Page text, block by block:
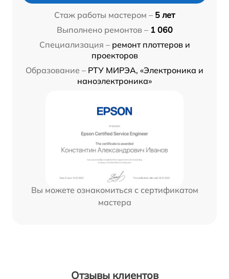
Стаж работы мастером – 5 лет
Выполнено ремонтов – 1 060
Специализация – ремонт плоттеров и
проекторов
Образование – РТУ МИРЭА, «Электроника и
наноэлектроника»
Вы можете ознакомиться с сертификатом
мастера
Отзывы клиентов